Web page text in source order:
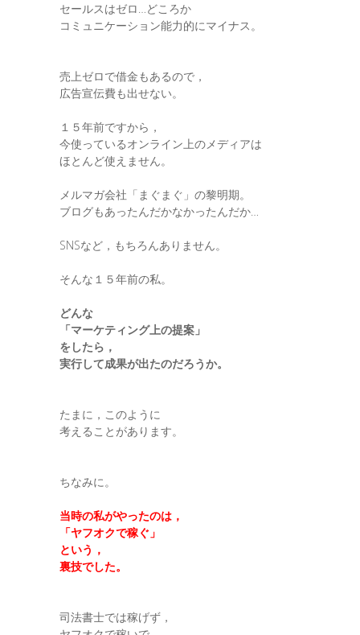
セールスはゼロ…どころか
コミュニケーション能力的にマイナス。
売上ゼロで借金もあるので，
広告宣伝費も出せない。
１５年前ですから，
今使っているオンライン上のメディアは
ほとんど使えません。
メルマガ会社「まぐまぐ」の黎明期。
ブログもあったんだかなかったんだか…
SNSなど，もちろんありません。
そんな１５年前の私。
どんな
「マーケティング上の提案」
をしたら，
実行して成果が出たのだろうか。
たまに，このように
考えることがあります。
ちなみに。
当時の私がやったのは，
「ヤフオクで稼ぐ」
という，
裏技でした。
司法書士では稼げず，